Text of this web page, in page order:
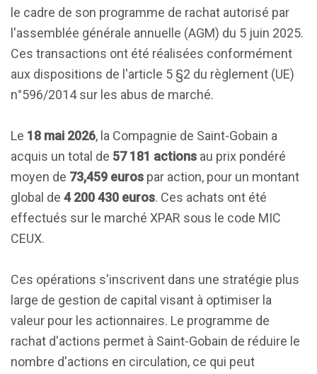
le cadre de son programme de rachat autorisé par
l'assemblée générale annuelle (AGM) du 5 juin 2025.
Ces transactions ont été réalisées conformément
aux dispositions de l'article 5 §2 du règlement (UE)
n°596/2014 sur les abus de marché.
Le 18 mai 2026, la Compagnie de Saint-Gobain a
acquis un total de 57 181 actions au prix pondéré
moyen de 73,459 euros par action, pour un montant
global de 4 200 430 euros. Ces achats ont été
effectués sur le marché XPAR sous le code MIC
CEUX.
Ces opérations s'inscrivent dans une stratégie plus
large de gestion de capital visant à optimiser la
valeur pour les actionnaires. Le programme de
rachat d'actions permet à Saint-Gobain de réduire le
nombre d'actions en circulation, ce qui peut